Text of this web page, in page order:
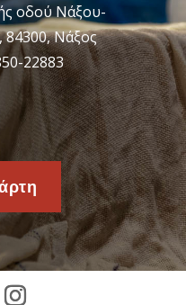
οδού Νάξου-
84300, Νάξος
22883